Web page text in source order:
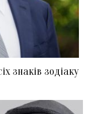
знаків зодіаку